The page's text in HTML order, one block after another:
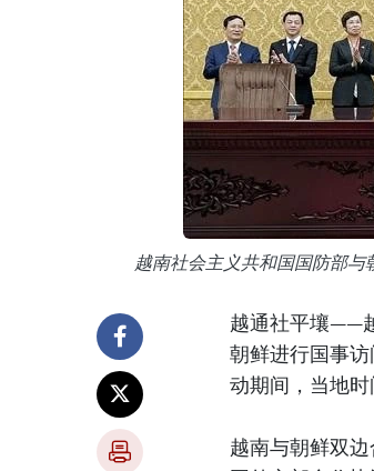
越南社会主义共和国国防部
越通社平壤——
朝鲜进行国事
动期间，当地时
越南与朝鲜双